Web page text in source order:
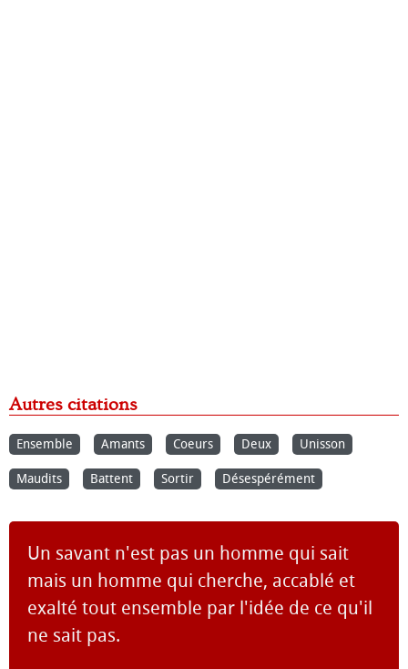
Autres citations
Ensemble Amants Coeurs Deux Unisson
Maudits Battent Sortir Désespérément
Un savant n'est pas un homme qui sait
mais un homme qui cherche, accablé et
exalté tout ensemble par l'idée de ce qu'il
ne sait pas.